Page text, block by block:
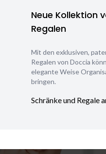
Neue Kollektion
Regalen
Mit den exklusiven,
Regalen von Doccia
elegante Weise
bringen.
Schränke und Regale